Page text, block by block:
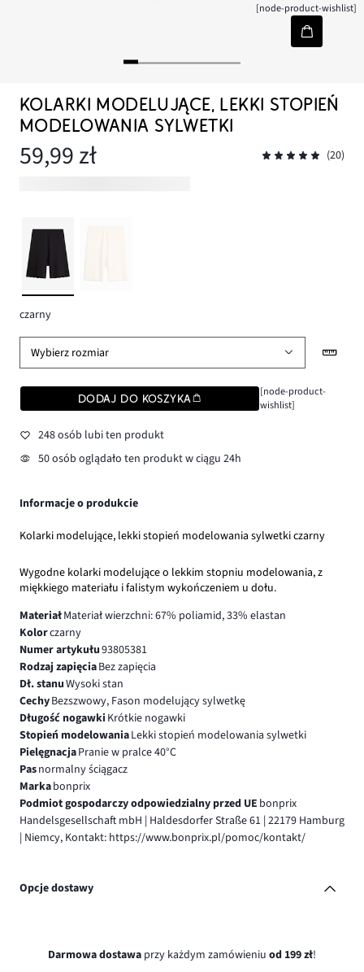
[node-product-wishlist]
KOLARKI MODELUJĄCE, LEKKI STOPIEŃ
MODELOWANIA SYLWETKI
59,99 zł (20)
czarny
Wybierz rozmiar
DODAJ DO KOSZYKA
[node-product-
wishlist]
248 osób lubi ten produkt
50 osób oglądało ten produkt w ciągu 24h
Informacje o produkcie
Kolarki modelujące, lekki stopień modelowania sylwetki czarny
Wygodne kolarki modelujące o lekkim stopniu modelowania, z
miękkiego materiału i falistym wykończeniem u dołu.
MateriałMateriał wierzchni: 67% poliamid, 33% elastan
Kolorczarny
Numer artykułu93805381
Rodzaj zapięciaBez zapięcia
Dł. stanuWysoki stan
CechyBezszwowy, Fason modelujący sylwetkę
Długość nogawki Krótkie nogawki
Stopień modelowaniaLekki stopień modelowania sylwetki
PielęgnacjaPranie w pralce 40°C
Pasnormalny ściągacz
Markabonprix
Podmiot gospodarczy odpowiedzialny przed UE bonprix
Handelsgesellschaft mbH | Haldesdorfer Straße 61 | 22179 Hamburg
| Niemcy, Kontakt: https://www.bonprix.pl/pomoc/kontakt/
Opcje dostawy
Darmowa dostawa przy każdym zamówieniu od 199 zł!